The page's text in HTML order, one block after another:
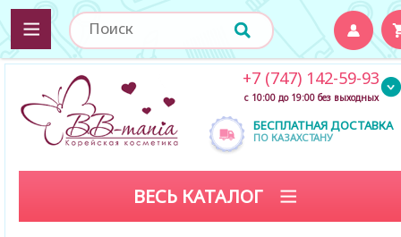
БЕСПЛАТНАЯ ДОСТАВКА
ПО КАЗАХСТАНУ
+7 (747) 142-59-93
с 10:00 до 19:00 без выходных
ВЕСЬ КАТАЛОГ